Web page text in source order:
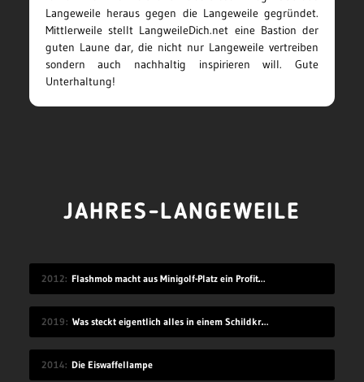
Langeweile heraus gegen die Langeweile gegründet.
Mittlerweile stellt LangweileDich.net eine Bastion der
guten Laune dar, die nicht nur Langeweile vertreiben
sondern auch nachhaltig inspirieren will. Gute
Unterhaltung!
JAHRES-LANGEWEILE
2012 Flashmob macht aus Minigolf-Platz ein Profiturnier
2019 Was steckt eigentlich alles in einem Schildkrötenpanzer?
2014 Die Eiswaffellampe